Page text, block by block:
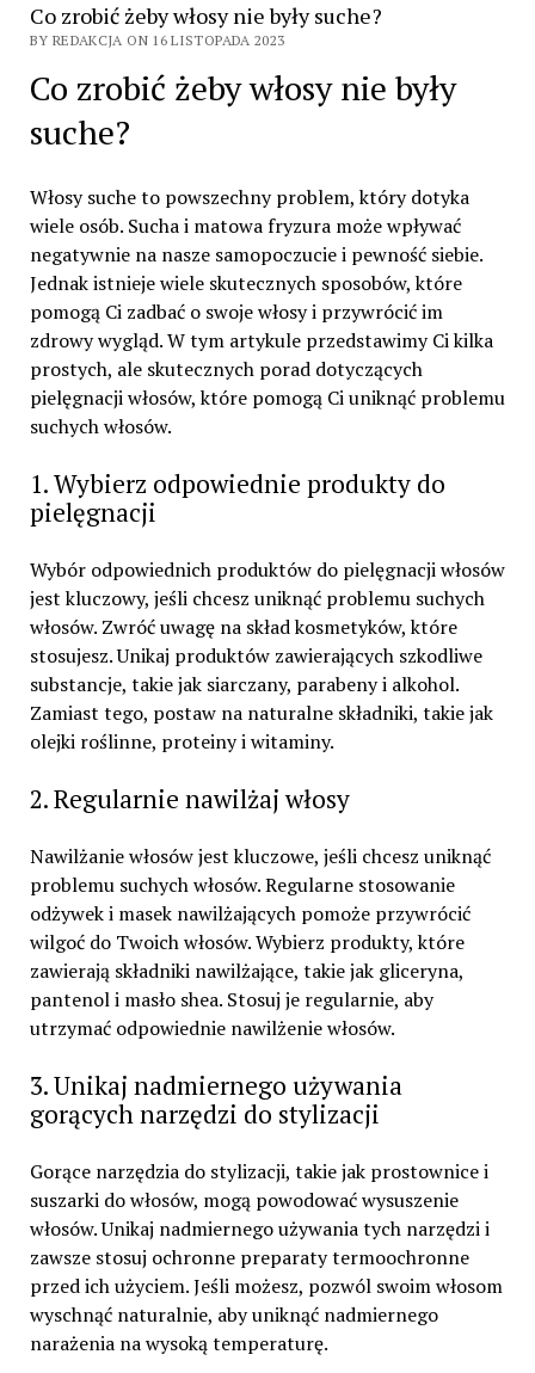
Co zrobić żeby włosy nie były suche?
BY REDAKCJA ON 16 LISTOPADA 2023
Co zrobić żeby włosy nie były
suche?
Włosy suche to powszechny problem, który dotyka
wiele osób. Sucha i matowa fryzura może wpływać
negatywnie na nasze samopoczucie i pewność siebie.
Jednak istnieje wiele skutecznych sposobów, które
pomogą Ci zadbać o swoje włosy i przywrócić im
zdrowy wygląd. W tym artykule przedstawimy Ci kilka
prostych, ale skutecznych porad dotyczących
pielęgnacji włosów, które pomogą Ci uniknąć problemu
suchych włosów.
1. Wybierz odpowiednie produkty do
pielęgnacji
Wybór odpowiednich produktów do pielęgnacji włosów
jest kluczowy, jeśli chcesz uniknąć problemu suchych
włosów. Zwróć uwagę na skład kosmetyków, które
stosujesz. Unikaj produktów zawierających szkodliwe
substancje, takie jak siarczany, parabeny i alkohol.
Zamiast tego, postaw na naturalne składniki, takie jak
olejki roślinne, proteiny i witaminy.
2. Regularnie nawilżaj włosy
Nawilżanie włosów jest kluczowe, jeśli chcesz uniknąć
problemu suchych włosów. Regularne stosowanie
odżywek i masek nawilżających pomoże przywrócić
wilgoć do Twoich włosów. Wybierz produkty, które
zawierają składniki nawilżające, takie jak gliceryna,
pantenol i masło shea. Stosuj je regularnie, aby
utrzymać odpowiednie nawilżenie włosów.
3. Unikaj nadmiernego używania
gorących narzędzi do stylizacji
Gorące narzędzia do stylizacji, takie jak prostownice i
suszarki do włosów, mogą powodować wysuszenie
włosów. Unikaj nadmiernego używania tych narzędzi i
zawsze stosuj ochronne preparaty termoochronne
przed ich użyciem. Jeśli możesz, pozwól swoim włosom
wyschnąć naturalnie, aby uniknąć nadmiernego
narażenia na wysoką temperaturę.